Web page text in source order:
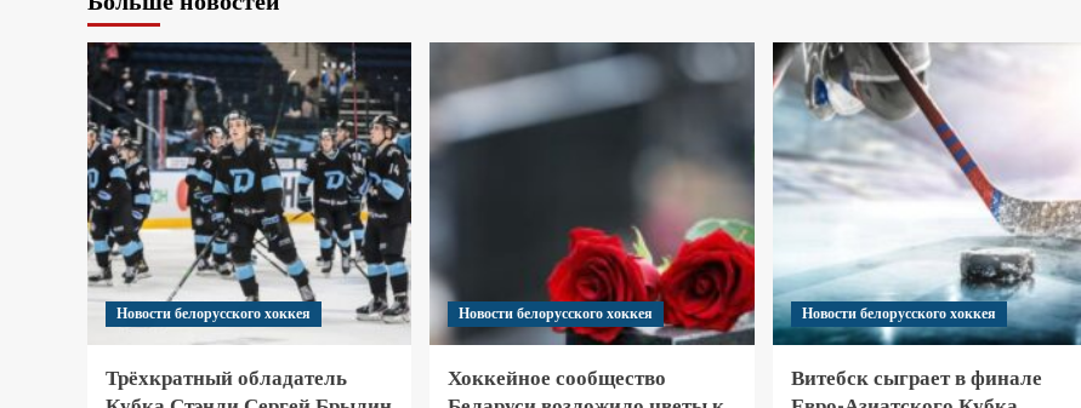
Новости белорусского хоккея
Трёхкратный обладатель
Новости белорусского хоккея
Хоккейное сообщество
Новости белорусского хоккея
Витебск сыграет в финале